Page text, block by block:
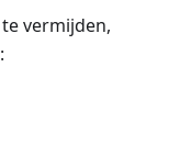
vermijden,